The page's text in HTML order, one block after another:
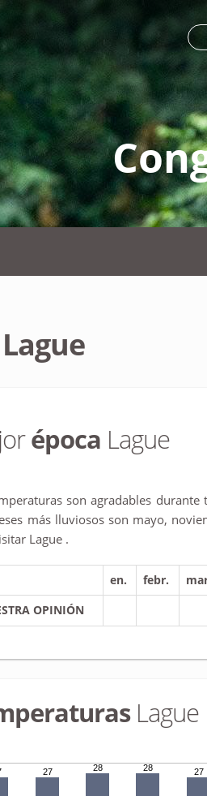
Lague
época Lague
son agradables
más lluviosos son mayo,
Lague .
en. febr.
OPINIÓN
Lague
27 28 28 27